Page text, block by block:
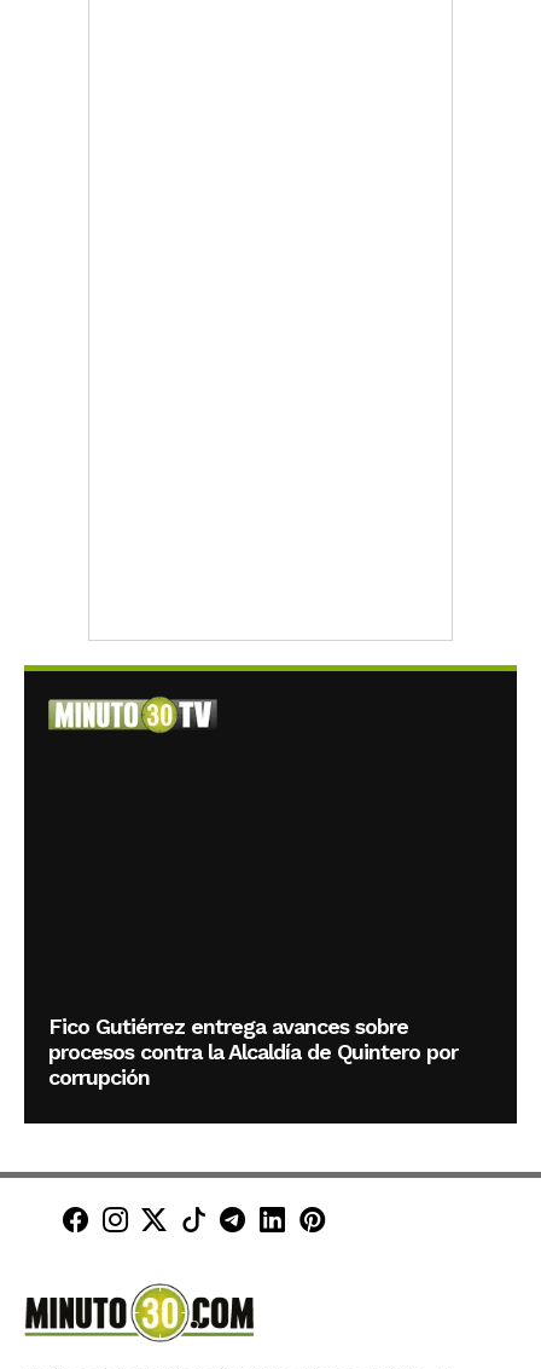
Fico Gutiérrez entrega avances sobre
procesos contra la Alcaldía de Quintero por
corrupción
Minuto30 en Facebook
Minuto30 en Instagram
Minuto30 en X (Twitter)
Minuto30 en TikTok
Canal de Minuto30 en
Minuto30 en LinkedIn
Minuto30 en